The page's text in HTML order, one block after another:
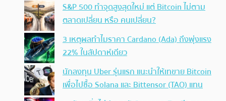
S&P 500 ทำจุดสูงสุดใหม่ แต่ Bitcoin ไม่ตาม
ตลาดเปลี่ยน หรือ คนเปลี่ยน?
3 เหตุผลทำไมราคา Cardano (Ada) ถึงพุ่งแรง
22% ในสัปดาห์เดียว
นักลงทุน Uber รุ่นแรก แนะนำให้เทขาย Bitcoin
เพื่อไปซื้อ Solana และ Bittensor (TAO) แทน